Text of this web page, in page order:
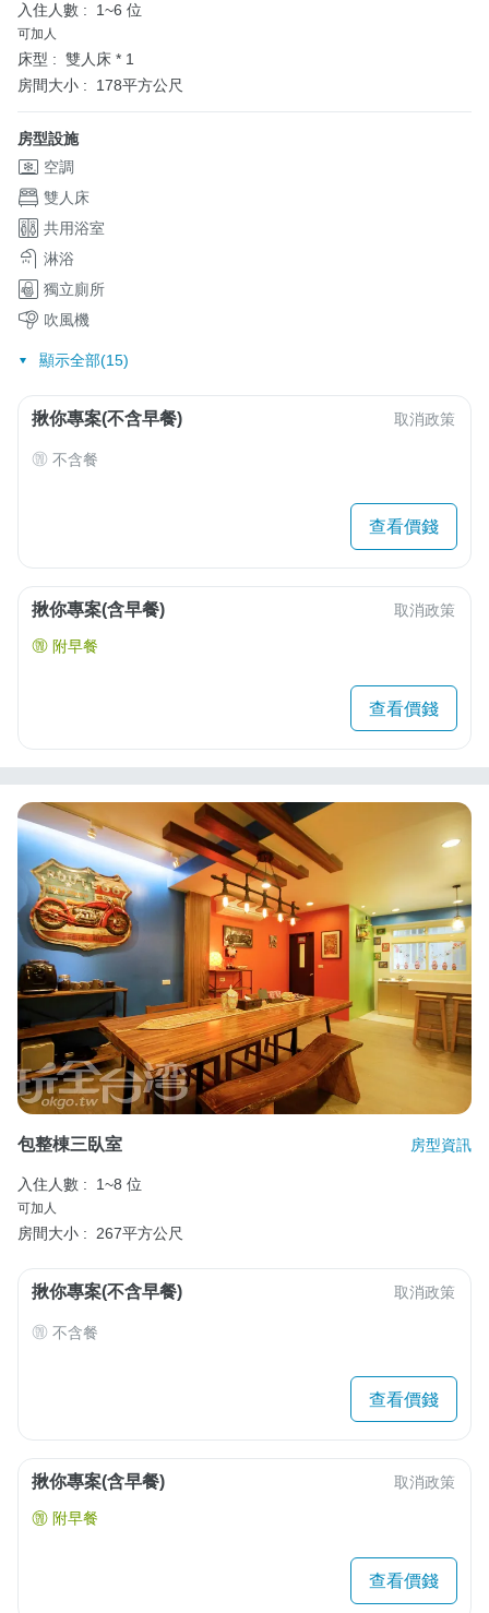
入住人數 : 1~6 位
可加人
床型 : 雙人床 * 1
房間大小 :
178平方公尺
房型設施
空調
雙人床
共用浴室
淋浴
獨立廁所
吹風機
顯示全部(15)
揪你專案(不含早餐) 取消政策
不含餐
查看價錢
揪你專案(含早餐) 取消政策
附早餐
查看價錢
包整棟三臥室 房型資訊
入住人數 : 1~8 位
可加人
房間大小 : 267平方公尺
揪你專案(不含早餐) 取消政策
不含餐
查看價錢
揪你專案(含早餐) 取消政策
附早餐
查看價錢